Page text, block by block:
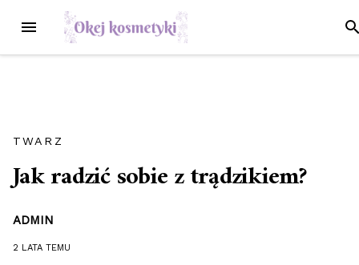
treści
MENU
TWARZ
Jak radzić sobie z trądzikiem?
ADMIN
2 LATA TEMU